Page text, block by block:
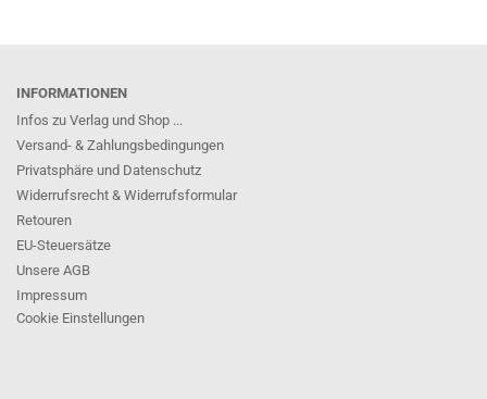
INFORMATIONEN
Infos zu Verlag und Shop ...
Versand- & Zahlungsbedingungen
Privatsphäre und Datenschutz
Widerrufsrecht & Widerrufsformular
Retouren
EU-Steuersätze
Unsere AGB
Impressum
Cookie Einstellungen